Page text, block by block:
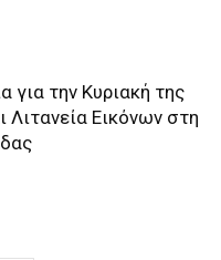
για την Κυριακή της
Λιτανεία Εικόνων στη